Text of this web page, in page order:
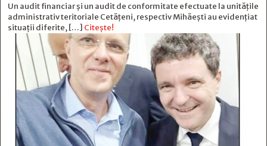
Un audit financiar și un audit de conformitate efectuate la unitățile
administrativ teritoriale Cetățeni, respectiv Mihăești au evidențiat
situații diferite, […] Citește!